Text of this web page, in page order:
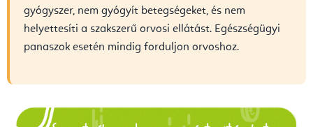
gyógyszer, nem gyógyít betegségeket, és nem
helyettesíti a szakszerű orvosi ellátást. Egészségügyi
panaszok esetén mindig forduljon orvoshoz.